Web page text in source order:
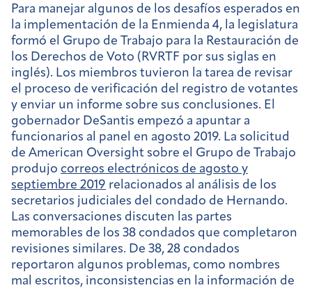
Para manejar algunos de los desafíos esperados en
la implementación de la Enmienda 4, la legislatura
formó el Grupo de Trabajo para la Restauración de
los Derechos de Voto (RVRTF por sus siglas en
inglés). Los miembros tuvieron la tarea de revisar
el proceso de verificación del registro de votantes
y enviar un informe sobre sus conclusiones. El
gobernador DeSantis empezó a apuntar a
funcionarios al panel en agosto 2019. La solicitud
de American Oversight sobre el Grupo de Trabajo
produjo correos electrónicos de agosto y
septiembre 2019 relacionados al análisis de los
secretarios judiciales del condado de Hernando.
Las conversaciones discuten las partes
memorables de los 38 condados que completaron
revisiones similares. De 38, 28 condados
reportaron algunos problemas, como nombres
mal escritos, inconsistencias en la información de